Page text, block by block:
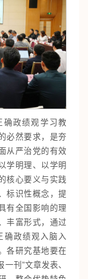
确政绩观学习教
必然要求，是夯
从严治党的有效
学明理、以学明
核心要义与实践
标识性概念，提
有全国影响的理
丰富形式，通过
确政绩观入脑入
各研究基地要在
刊”文章发表、